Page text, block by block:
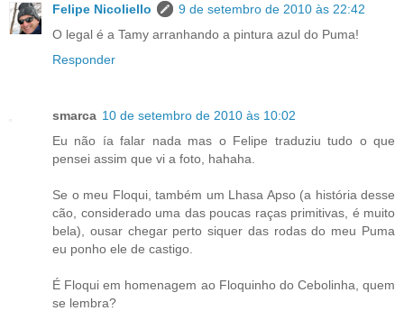
Felipe Nicoliello
9 de setembro de 2010 às 22:42
O legal é a Tamy arranhando a pintura azul do Puma!
Responder
smarca 10 de setembro de 2010 às 10:02
Eu não ía falar nada mas o Felipe traduziu tudo o que
pensei assim que vi a foto, hahaha.
Se o meu Floqui, também um Lhasa Apso (a história desse
cão, considerado uma das poucas raças primitivas, é muito
bela), ousar chegar perto siquer das rodas do meu Puma
eu ponho ele de castigo.
É Floqui em homenagem ao Floquinho do Cebolinha, quem
se lembra?